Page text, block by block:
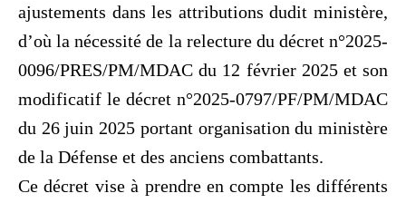
ajustements dans les attributions dudit ministère,
d’où la nécessité de la relecture du décret n°2025-
0096/PRES/PM/MDAC du 12 février 2025 et son
modificatif le décret n°2025-0797/PF/PM/MDAC
du 26 juin 2025 portant organisation du ministère
de la Défense et des anciens combattants.
Ce décret vise à prendre en compte les différents